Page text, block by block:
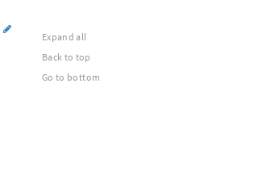
Expand all
Back to top
Go to bottom